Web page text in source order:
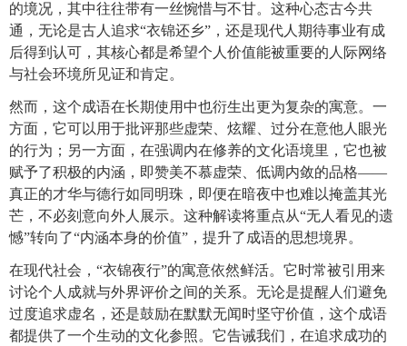
的境况，其中往往带有一丝惋惜与不甘。这种心态古今共
通，无论是古人追求“衣锦还乡”，还是现代人期待事业有成
后得到认可，其核心都是希望个人价值能被重要的人际网络
与社会环境所见证和肯定。
然而，这个成语在长期使用中也衍生出更为复杂的寓意。一
方面，它可以用于批评那些虚荣、炫耀、过分在意他人眼光
的行为；另一方面，在强调内在修养的文化语境里，它也被
赋予了积极的内涵，即赞美不慕虚荣、低调内敛的品格——
真正的才华与德行如同明珠，即便在暗夜中也难以掩盖其光
芒，不必刻意向外人展示。这种解读将重点从“无人看见的遗
憾”转向了“内涵本身的价值”，提升了成语的思想境界。
在现代社会，“衣锦夜行”的寓意依然鲜活。它时常被引用来
讨论个人成就与外界评价之间的关系。无论是提醒人们避免
过度追求虚名，还是鼓励在默默无闻时坚守价值，这个成语
都提供了一个生动的文化参照。它告诫我们，在追求成功的